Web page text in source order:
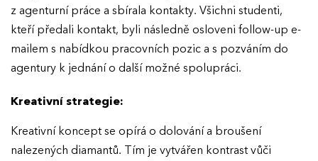
z agenturní práce a sbírala kontakty. Všichni studenti,
kteří předali kontakt, byli následně osloveni follow-up e-
mailem s nabídkou pracovních pozic a s pozváním do
agentury k jednání o další možné spolupráci.
Kreativní strategie:
Kreativní koncept se opírá o dolování a broušení
nalezených diamantů. Tím je vytvářen kontrast vůči